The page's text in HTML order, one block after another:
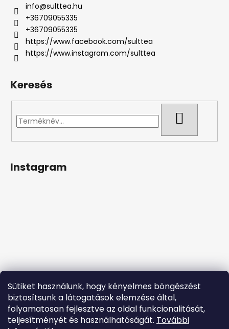
Sütiket használunk, hogy kényelmes böngészést
biztosítsunk a látogatások elemzése által,
folyamatosan fejlesztve az oldal funkcionalitását,
teljesítményét és használhatóságát. További
info@sulttea.hu
+36709055335
+36709055335
https://www.facebook.com/sulttea
https://www.instagram.com/sulttea
Keresés
Instagram